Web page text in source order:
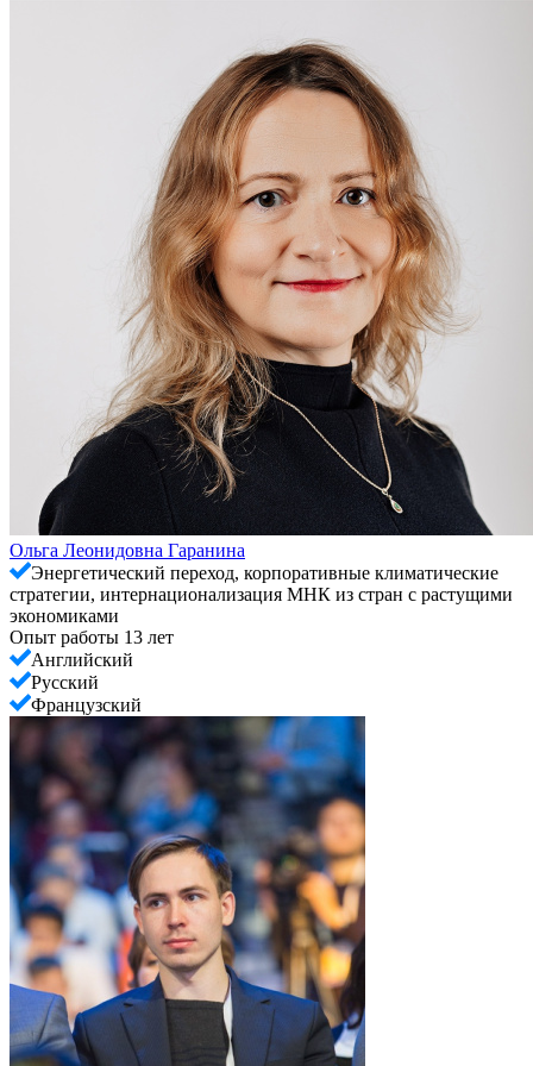
Ольга Леонидовна Гаранина
Энергетический переход, корпоративные климатические
стратегии, интернационализация МНК из стран с растущими
экономиками
Опыт работы 13 лет
Английский
Русский
Французский